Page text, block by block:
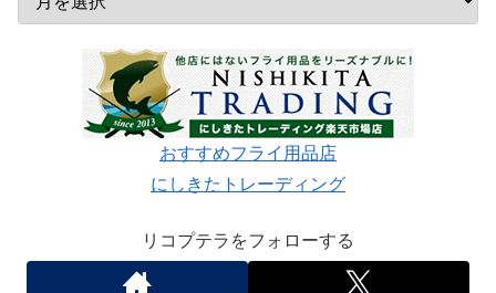
おすすめフライ用品店
にしきたトレーディング
リコプテラをフォローする